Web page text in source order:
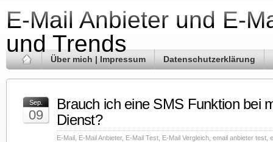
E-Mail Anbieter und E-
und Trends
Über mich | Impressum Datenschutzerklärung
Sep.
09
Brauch ich eine SMS Funktion bei
Dienst?
E-Mail E-Mail Anbieter, E-Mail Test E-Mail Vergleich email anbieter test